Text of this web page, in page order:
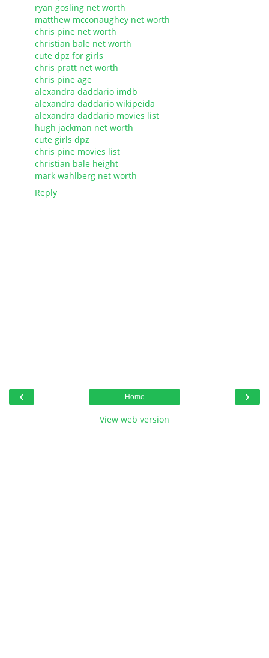
ryan gosling net worth
matthew mcconaughey net worth
chris pine net worth
christian bale net worth
cute dpz for girls
chris pratt net worth
chris pine age
alexandra daddario imdb
alexandra daddario wikipeida
alexandra daddario movies list
hugh jackman net worth
cute girls dpz
chris pine movies list
christian bale height
mark wahlberg net worth
Reply
‹ ›
Home
View web version